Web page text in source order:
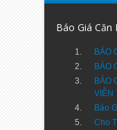
Báo Giá Căn
BÁO
BÁO
BÁO
VIỄN
Báo
Cho